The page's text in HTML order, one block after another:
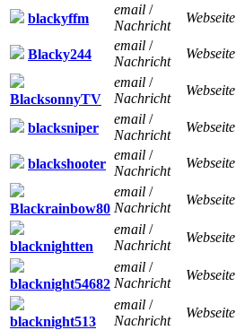
blackyffm
email /
Nachricht
Webseite
Blacky244
email /
Nachricht
Webseite
BlacksonnyTV
email /
Nachricht
Webseite
blacksniper
email /
Nachricht
Webseite
blackshooter
email /
Nachricht
Webseite
Blackrainbow80
email /
Nachricht
Webseite
blacknightten
email /
Nachricht
Webseite
blacknight54682
email /
Nachricht
Webseite
blacknight513
email /
Nachricht
Webseite